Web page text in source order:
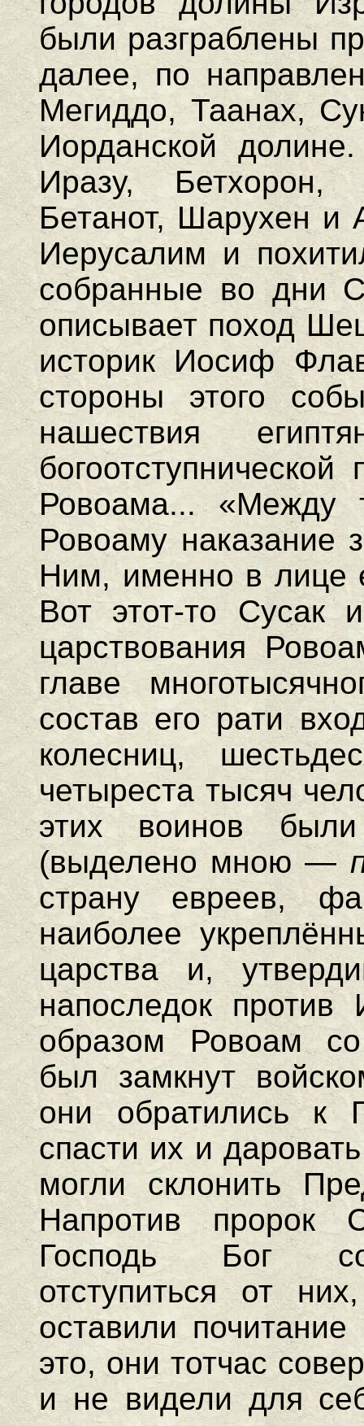
были разграблены
далее, по
Мегиддо, Таанах,
Иорданской
Иразу,
Бетанот, Шарухен и
Иерусалим и
собранные во дни
описывает поход
историк Иосиф
стороны этого
нашествия
Ровоама... «Между
Ровоаму наказание
Ним, именно в лице
Вот этот-то Сусак
царствования
главе
состав его рати
колесниц,
четыреста тысяч
этих воинов
(выделено мною —
страну евреев,
наиболее
царства и,
напоследок против
образом Ровоам
был замкнут
они обратились к
спасти их и
могли склонить
Напротив пророк
Господь Бог
отступиться от
оставили
это, они тотчас
и не видели для